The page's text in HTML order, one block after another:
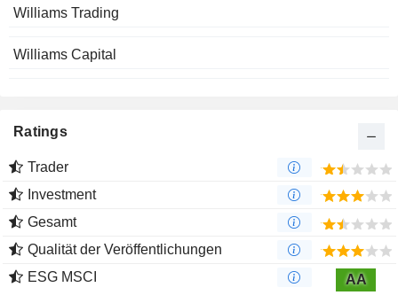
Williams Trading
Williams Capital
Ratings
Trader
Investment
Gesamt
Qualität der Veröffentlichungen
ESG MSCI
AA